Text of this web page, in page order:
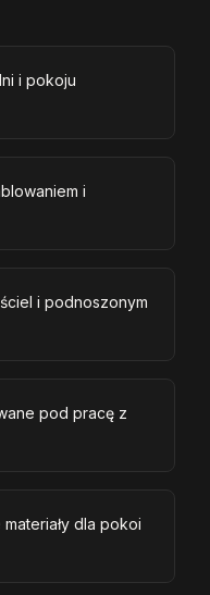
i pokoju
i
i podnoszonym
pod pracę z
dla pokoi